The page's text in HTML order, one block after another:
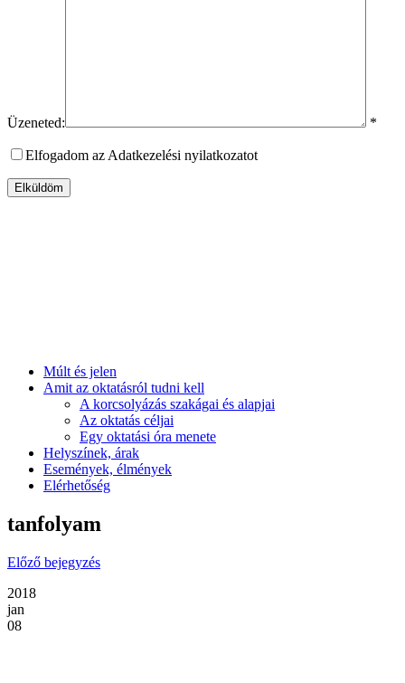
Üzeneted: *
Elfogadom az Adatkezelési nyilatkozatot
Múlt és jelen
Amit az oktatásról tudni kell
A korcsolyázás szakágai és alapjai
Az oktatás céljai
Egy oktatási óra menete
Helyszínek, árak
Események, élmények
Elérhetőség
tanfolyam
Előző bejegyzés
2018
jan
08